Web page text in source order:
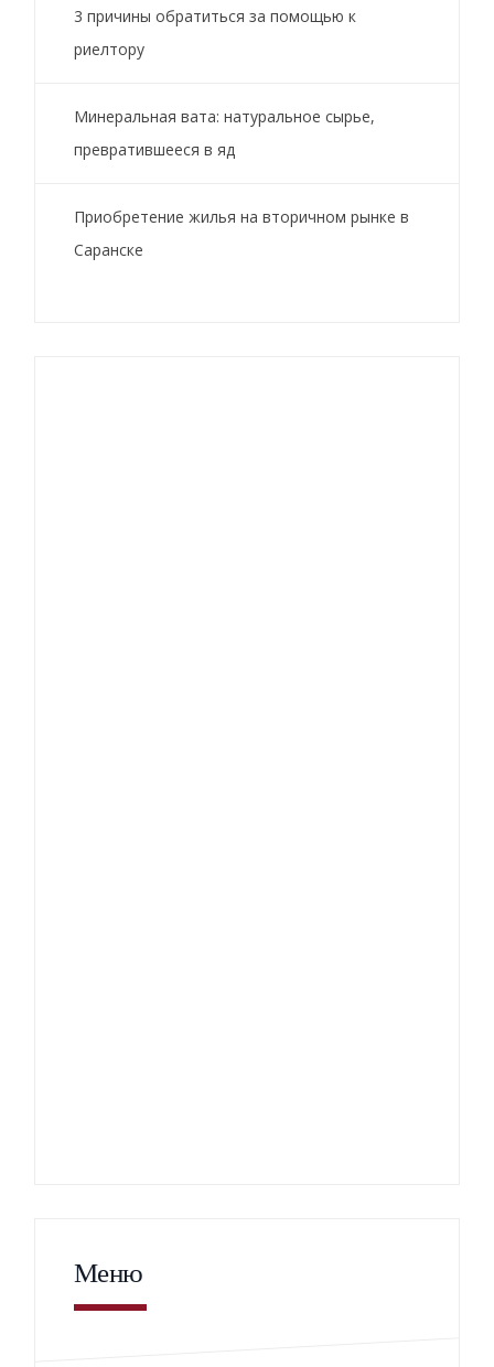
3 причины обратиться за помощью к
риелтору
Минеральная вата: натуральное сырье,
превратившееся в яд
Приобретение жилья на вторичном рынке в
Саранске
Меню